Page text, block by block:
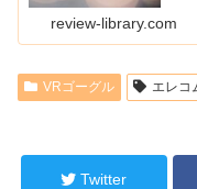
review-library.com
VRゴーグル エレコ
Twitter